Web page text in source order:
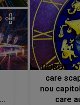
care
nou
care